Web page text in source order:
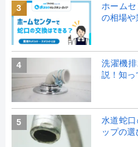
3
ホーム
の相場や
4
洗濯機
説！知っ
5
水道蛇
ップの